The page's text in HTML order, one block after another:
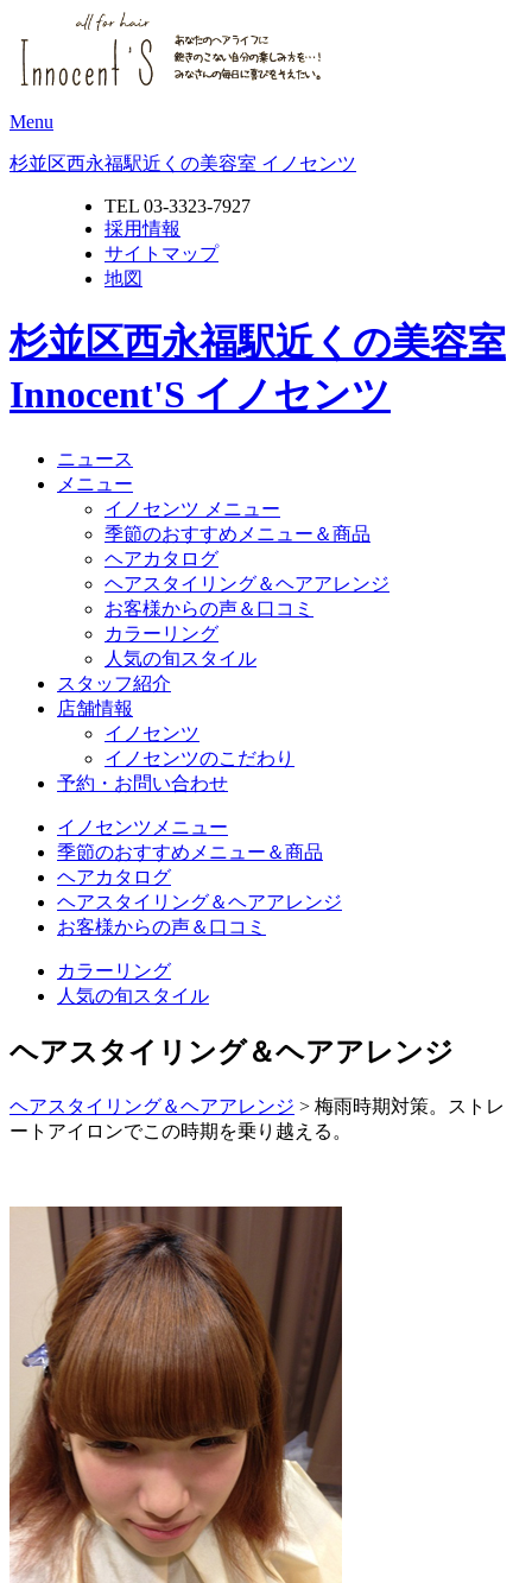
Menu
杉並区西永福駅近くの美容室 イノセンツ
TEL 03-3323-7927
採用情報
サイトマップ
地図
杉並区西永福駅近くの美容室
Innocent'S イノセンツ
ニュース
メニュー
イノセンツ メニュー
季節のおすすめメニュー＆商品
ヘアカタログ
ヘアスタイリング＆ヘアアレンジ
お客様からの声＆口コミ
カラーリング
人気の旬スタイル
スタッフ紹介
店舗情報
イノセンツ
イノセンツのこだわり
予約・お問い合わせ
イノセンツメニュー
季節のおすすめメニュー＆商品
ヘアカタログ
ヘアスタイリング＆ヘアアレンジ
お客様からの声＆口コミ
カラーリング
人気の旬スタイル
ヘアスタイリング＆ヘアアレンジ
ヘアスタイリング＆ヘアアレンジ > 梅雨時期対策。ストレ
ートアイロンでこの時期を乗り越える。